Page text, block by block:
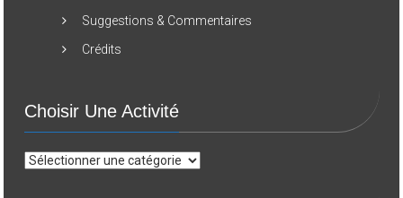
Suggestions & Commentaires
Crédits
Choisir Une Activité
Choisir